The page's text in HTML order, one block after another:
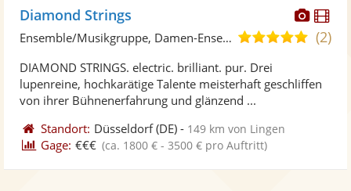
Diamond Strings
5,0
5
(2)
Ensemble/Musikgruppe, Damen-Ensemble
DIAMOND STRINGS. electric. brilliant. pur. Drei
lupenreine, hochkarätige Talente meisterhaft geschliffen
von ihrer Bühnenerfahrung und glänzend ...
Standort: Düsseldorf(DE) - 149 km von Lingen
Gage: €€€ (ca. 1800 € - 3500 € pro Auftritt)